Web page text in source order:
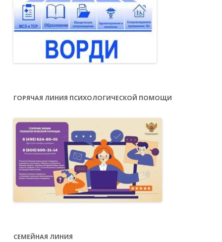
ГОРЯЧАЯ ЛИНИЯ ПСИХОЛОГИЧЕСКОЙ ПОМОЩИ
СЕМЕЙНАЯ ЛИНИЯ